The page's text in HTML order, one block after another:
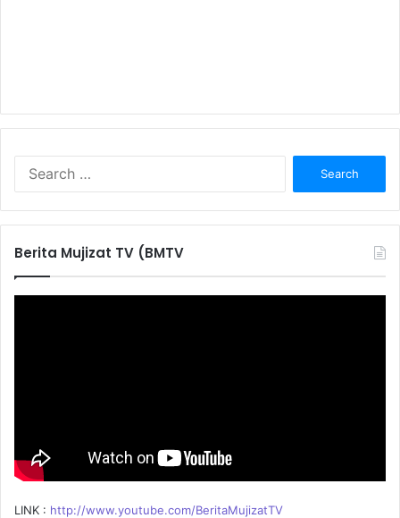
r
f
o
Berita Mujizat TV (BMTV
LINK : http://www.youtube.com/BeritaMujizatTV